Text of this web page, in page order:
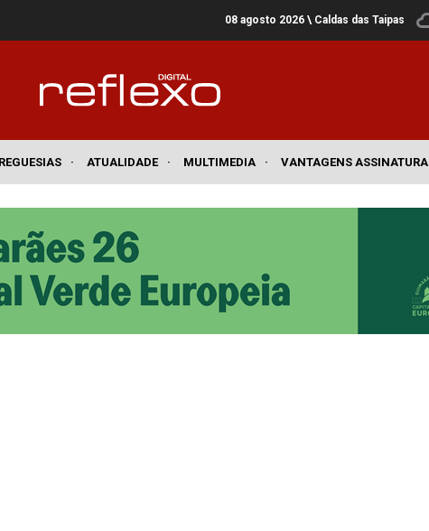
08 agosto 2026 \ Caldas das Taipas
· ATUALIDADE · MULTIMEDIA · VANTAGENS ASSINATURA